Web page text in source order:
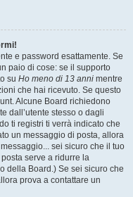
e password esattamente. Se
paio di cose: se il supporto
su Ho meno di 13 anni mentre
che hai ricevuto. Se questo
Alcune Board richiedono
dall’utente stesso o dagli
ti registri ti verrà indicato che
un messaggio di posta, allora
sei sicuro che il tuo
serve a ridurre la
della Board.) Se sei sicuro che
prova a contattare un